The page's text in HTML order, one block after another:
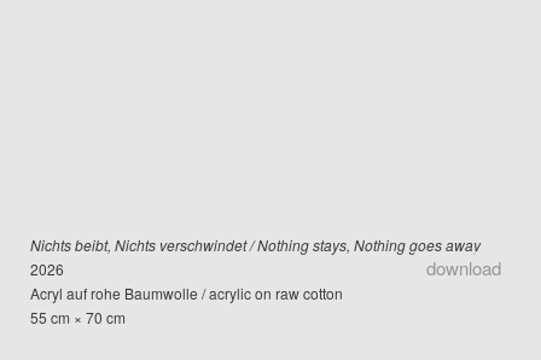
Nichts beibt, Nichts verschwindet / Nothing stays, Nothing goes away
2026
Acryl auf rohe Baumwolle / acrylic on raw cotton
55 cm × 70 cm
download